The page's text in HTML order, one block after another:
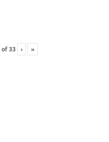
of33 › »